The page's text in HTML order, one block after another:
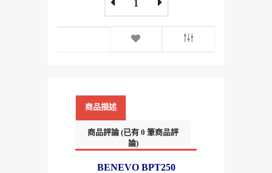
商品描述
商品評論 (已有 0 筆商品評
論)
BENEVO BPT250